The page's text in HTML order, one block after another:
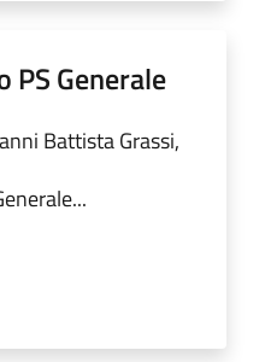
PS Generale
Battista Grassi,